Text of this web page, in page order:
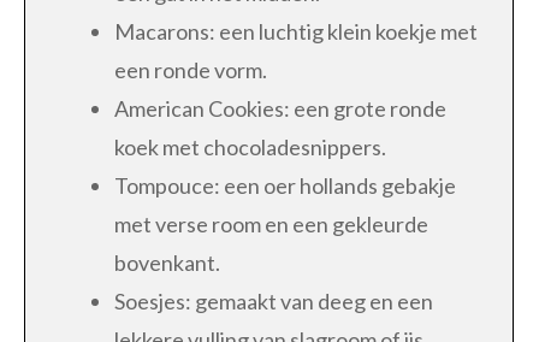
Macarons: een luchtig klein koekje met
een ronde vorm.
American Cookies: een grote ronde
koek met chocoladesnippers.
Tompouce: een oer hollands gebakje
met verse room en een gekleurde
bovenkant.
Soesjes: gemaakt van deeg en een